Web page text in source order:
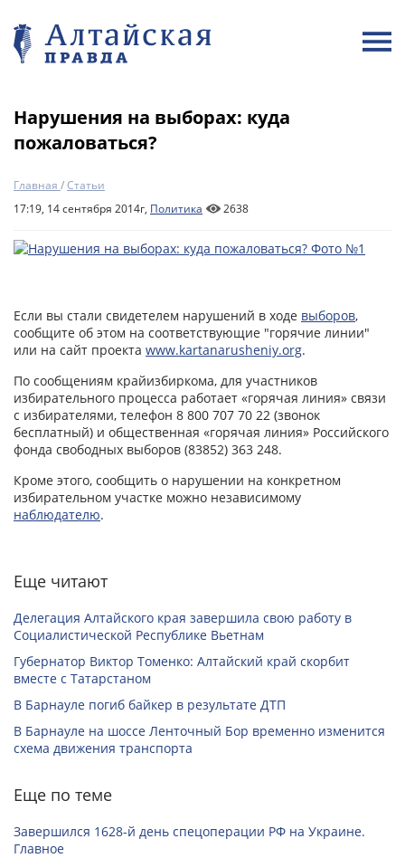
Нарушения на выборах: куда
пожаловаться?
Главная /Статьи
17:19, 14 сентября 2014г, Политика 2638
Если вы стали свидетелем нарушений в ходе выборов,
сообщите об этом на соответствующие "горячие линии"
или на сайт проекта www.kartanarusheniy.org.
По сообщениям крайизбиркома, для участников
избирательного процесса работает «горячая линия» связи
с избирателями, телефон 8 800 707 70 22 (звонок
бесплатный) и общественная «горячая линия» Российского
фонда свободных выборов (83852) 363 248.
Кроме этого, сообщить о нарушении на конкретном
избирательном участке можно независимому
наблюдателю.
Еще читают
Делегация Алтайского края завершила свою работу в
Социалистической Республике Вьетнам
Губернатор Виктор Томенко: Алтайский край скорбит
вместе с Татарстаном
В Барнауле погиб байкер в результате ДТП
В Барнауле на шоссе Ленточный Бор временно изменится
схема движения транспорта
Еще по теме
Завершился 1628-й день спецоперации РФ на Украине.
Главное